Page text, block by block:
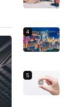
4
5